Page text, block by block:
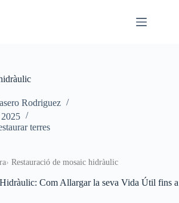
Rodriguez
2025
terres
Restauració de mosaic hidràulic
Com Allargar la seva Vida Útil fins a